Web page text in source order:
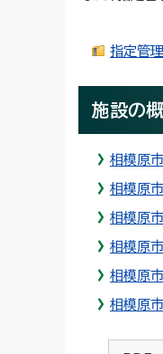
指定管
施設の
相模原
相模原
相模原
相模原
相模原
相模原